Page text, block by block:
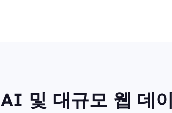
AI 및 대규모 웹 데